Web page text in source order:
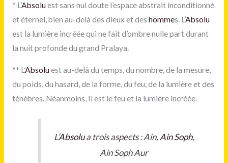
* L’Absoluest sans nul doute l’espace abstrait inconditionné
et éternel, bien au-delà des dieux et des hommes. L’Absolu
est la lumière incréée qui ne fait d’ombre nulle part durant
la nuit profonde du grand Pralaya.
** L’Absoluest au-delà du temps, du nombre, de la mesure,
du poids, du hasard, de la forme, du feu, de la lumière et des
ténèbres. Néanmoins, Il est le feu et la lumière incréée.
L’Absolua trois aspects : Ain, Ain Soph,
Ain Soph Aur